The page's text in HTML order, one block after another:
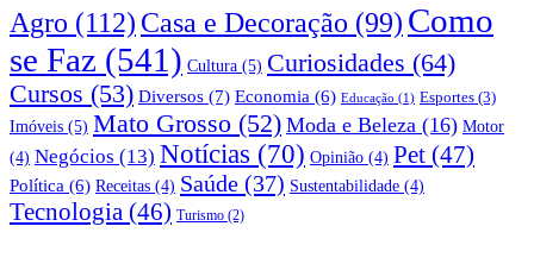
Agro (112) Casa e Decoração (99) Como
se Faz (541) Cultura (5) Curiosidades (64)
Cursos (53) Diversos (7) Economia (6) Educação (1) Esportes (3)
Imóveis (5) Mato Grosso (52) Moda e Beleza (16) Motor
(4) Negócios (13) Notícias (70) Opinião (4) Pet (47)
Política (6) Receitas (4) Saúde (37) Sustentabilidade (4)
Tecnologia (46) Turismo (2)